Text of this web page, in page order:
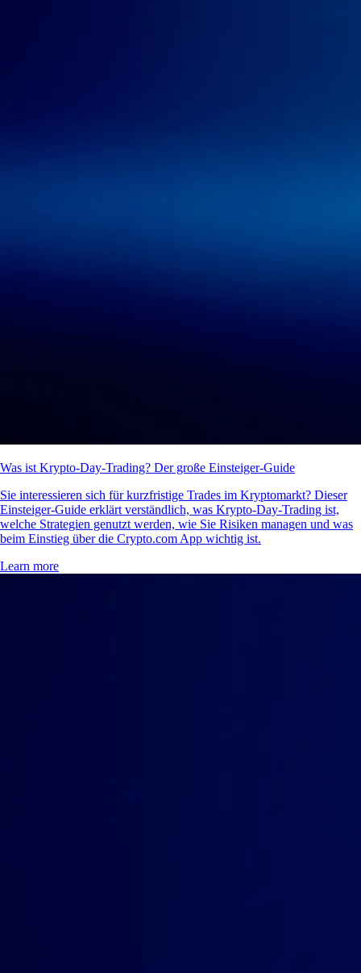
Was ist Krypto-Day-Trading? Der große Einsteiger-Guide
Sie interessieren sich für kurzfristige Trades im Kryptomarkt? Dieser
Einsteiger-Guide erklärt verständlich, was Krypto-Day-Trading ist,
welche Strategien genutzt werden, wie Sie Risiken managen und was
beim Einstieg über die Crypto.com App wichtig ist.
Learn more